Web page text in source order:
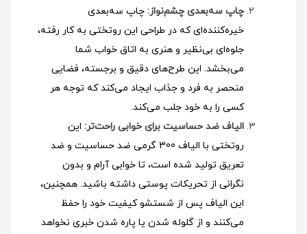
چاپ سه‌بعدی چشم‌نواز: چاپ سه‌بعدی
خیره‌کننده‌ای که در طراحی این روتختی به کار رفته،
جلوه‌ای بی‌نظیر و هنری به اتاق خواب شما
می‌بخشد. این طرح‌های دقیق و برجسته، فضایی
منحصر به فرد و جذاب ایجاد می‌کند که توجه هر
کسی را به خود جلب می‌کند.
الیاف ضد حساسیت برای خوابی راحت‌تر: این
روتختی با الیاف 300 گرمی ضد حساسیت و ضد
تعریق تولید شده است، تا خوابی آرام و بدون
نگرانی از تحریکات پوستی داشته باشید. همچنین،
این الیاف پس از شستشو کیفیت خود را حفظ
می‌کنند و از گلوله شدن یا پاره شدن خبری نخواهد